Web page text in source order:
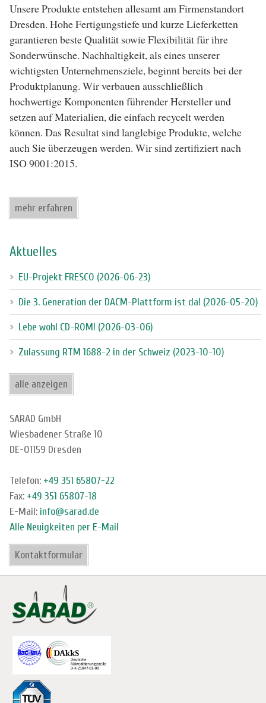
Unsere Produkte entstehen allesamt am Firmenstandort
Dresden. Hohe Fertigungstiefe und kurze Lieferketten
garantieren beste Qualität sowie Flexibilität für ihre
Sonderwünsche. Nachhaltigkeit, als eines unserer
wichtigsten Unternehmensziele, beginnt bereits bei der
Produktplanung. Wir verbauen ausschließlich
hochwertige Komponenten führender Hersteller und
setzen auf Materialien, die einfach recycelt werden
können. Das Resultat sind langlebige Produkte, welche
auch Sie überzeugen werden. Wir sind zertifiziert nach
ISO 9001:2015.
mehr erfahren
Aktuelles
EU-Projekt FRESCO (2026-06-23)
Die 3. Generation der DACM-Plattform ist da! (2026-05-20)
Lebe wohl CD-ROM! (2026-03-06)
Zulassung RTM 1688-2 in der Schweiz (2023-10-10)
alle anzeigen
SARAD GmbH
Wiesbadener Straße 10
DE-01159 Dresden
Telefon: +49 351 65807-22
Fax: +49 351 65807-18
E-Mail: info@sarad.de
Alle Neuigkeiten per E-Mail
Kontaktformular